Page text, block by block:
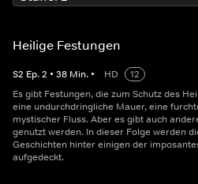
Heilige Festungen
S2 Ep.2 • 38 Min. • HD
12
Es gibt Festungen, die zum Schutz des
eine undurchdringliche Mauer, eine
mystischer Fluss. Aber es gibt auch
genutzt werden. In dieser Folge werden
Geschichten hinter einigen der
aufgedeckt.